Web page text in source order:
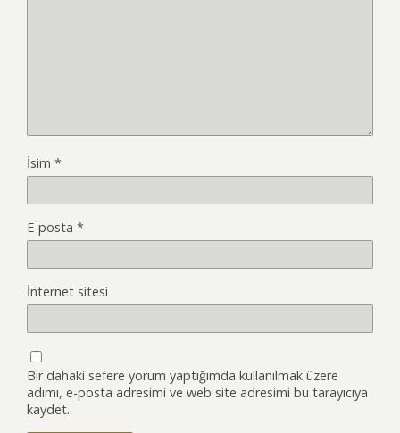
İsim *
E-posta *
İnternet sitesi
Bir dahaki sefere yorum yaptığımda kullanılmak üzere
adımı, e-posta adresimi ve web site adresimi bu tarayıcıya
kaydet.